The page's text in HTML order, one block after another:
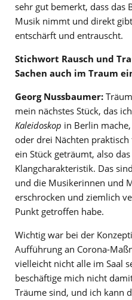
sehr gut bemerkt, dass das
Musik nimmt und direkt
entschärft und entrauscht.
Stichwort Rausch und
Sachen auch im Traum
Georg Nussbaumer:
mein nächstes Stück, das
Kaleidoskop in Berlin
oder drei Nächten
ein Stück geträumt, also
Klangcharakteristik. Das
und die Musikerinnen und
erschrocken und ziemlich
Punkt getroffen habe.
Wichtig war bei der
Aufführung an Corona-
vielleicht nicht alle im Saal
beschäftige mich nicht
Träume sind, und ich kann